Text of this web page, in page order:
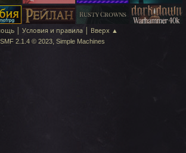
| Условия и правила | Вверх ▲
SMF 2.1.4 © 2023, Simple Machines